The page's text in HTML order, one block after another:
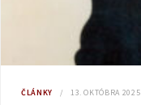
ČLÁNKY 13. OKTÓBRA 2025